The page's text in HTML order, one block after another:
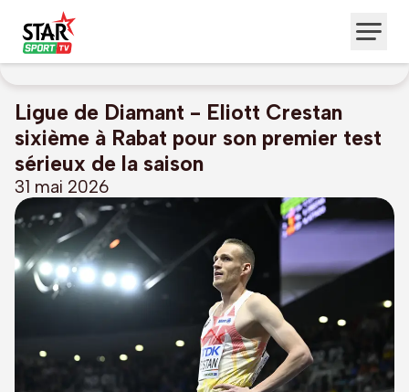
Ligue de Diamant - Eliott Crestan
sixième à Rabat pour son premier test
sérieux de la saison
31 mai 2026